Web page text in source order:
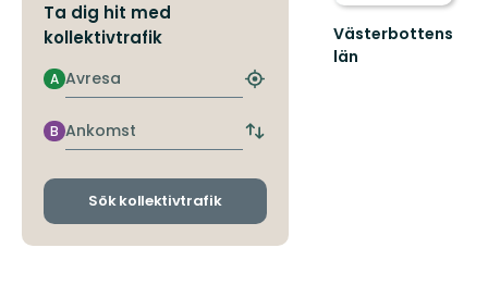
Ta dig hit med
kollektivtrafik
Avresa
A
Hitta
hållplats
Ankomst
B
Byt
och
Sök kollektivtrafik
Västerbottens
län